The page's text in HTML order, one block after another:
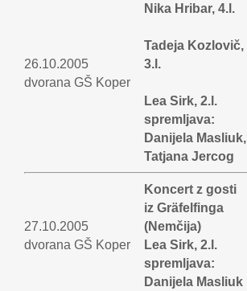
26.10.2005
dvorana GŠ Koper
Nika Hribar, 4.l.
Tadeja Kozlovič,
3.l.
Lea Sirk, 2.l.
spremljava:
Danijela Masliuk,
Tatjana Jercog
27.10.2005
dvorana GŠ Koper
Koncert z gosti
iz Gräfelfinga
(Nemčija)
Lea Sirk, 2.l.
spremljava:
Danijela Masliuk